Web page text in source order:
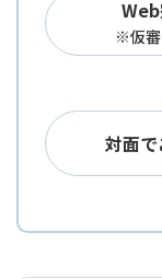
※仮審
対面